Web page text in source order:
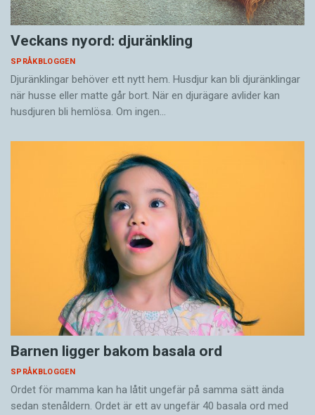
Veckans nyord: djuränkling
SPRÅKBLOGGEN
Djuränklingar behöver ett nytt hem. Husdjur kan bli djuränklingar
när husse eller matte går bort. När en djurägare avlider kan
husdjuren bli hemlösa. Om ingen…
Barnen ligger bakom basala ord
SPRÅKBLOGGEN
Ordet för mamma kan ha låtit ungefär på samma sätt ända
sedan stenåldern. Ordet är ett av ungefär 40 basala ord med